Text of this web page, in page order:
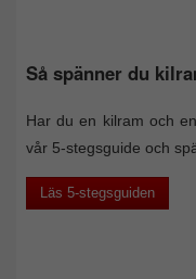
Så spänner du
Har du en kilram och
vår 5-stegsguide och
Läs 5-stegsguiden